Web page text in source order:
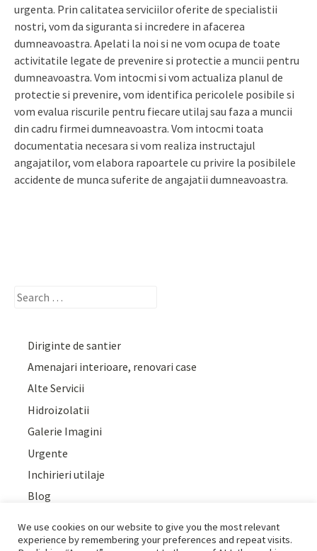
urgenta. Prin calitatea serviciilor oferite de specialistii
nostri, vom da siguranta si incredere in afacerea
dumneavoastra. Apelati la noi si ne vom ocupa de toate
activitatile legate de prevenire si protectie a muncii pentru
dumneavoastra. Vom intocmi si vom actualiza planul de
protectie si prevenire, vom identifica pericolele posibile si
vom evalua riscurile pentru fiecare utilaj sau faza a muncii
din cadru firmei dumneavoastra. Vom intocmi toata
documentatia necesara si vom realiza instructajul
angajatilor, vom elabora rapoartele cu privire la posibilele
accidente de munca suferite de angajatii dumneavoastra.
Search
Diriginte de santier
Amenajari interioare, renovari case
Alte Servicii
Hidroizolatii
Galerie Imagini
Urgente
Inchirieri utilaje
Blog
We use cookies on our website to give you the most relevant
experience by remembering your preferences and repeat visits.